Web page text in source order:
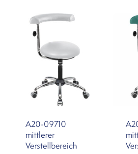
A20-09710
mittlerer
Verstellbereich